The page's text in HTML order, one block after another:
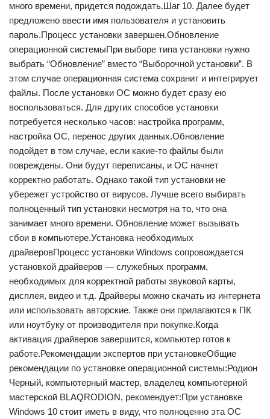
много времени, придется подождать.Шаг 10. Далее будет
предложено ввести имя пользователя и установить
пароль.Процесс установки завершен.Обновление
операционной системыПри выборе типа установки нужно
выбрать “Обновление” вместо “Выборочной установки”. В
этом случае операционная система сохранит и интегрирует
файлы. После установки ОС можно будет сразу ею
воспользоваться. Для других способов установки
потребуется несколько часов: настройка программ,
настройка ОС, перенос других данных.Обновление
подойдет в том случае, если какие-то файлы были
повреждены. Они будут переписаны, и ОС начнет
корректно работать. Однако такой тип установки не
убережет устройство от вирусов. Лучше всего выбирать
полноценный тип установки несмотря на то, что она
занимает много времени. Обновление может вызывать
сбои в компьютере.Установка необходимых
драйверовПроцесс установки Windows сопровождается
установкой драйверов — служебных программ,
необходимых для корректной работы звуковой карты,
дисплея, видео и т.д. Драйверы можно скачать из интернета
или использовать авторские. Также они прилагаются к ПК
или ноутбуку от производителя при покупке.Когда
активация драйверов завершится, компьютер готов к
работе.Рекомендации экспертов при установкеОбщие
рекомендации по установке операционной системы:Родион
Черный, компьютерный мастер, владелец компьютерной
мастерской BLAQRODION, рекомендует:При установке
Windows 10 стоит иметь в виду, что полноценно эта ОС